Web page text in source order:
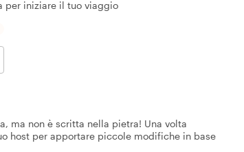
per iniziare il tuo viaggio
ma non è scritta nella pietra! Una volta
host per apportare piccole modifiche in base